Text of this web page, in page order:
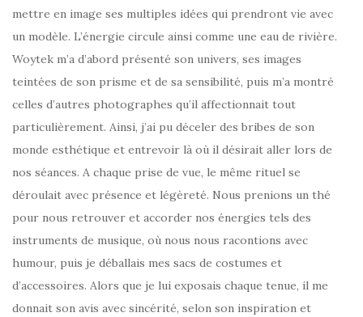
mettre en image ses multiples idées qui prendront vie avec
un modèle. L’énergie circule ainsi comme une eau de rivière.
Woytek m’a d’abord présenté son univers, ses images
teintées de son prisme et de sa sensibilité, puis m’a montré
celles d’autres photographes qu’il affectionnait tout
particulièrement. Ainsi, j’ai pu déceler des bribes de son
monde esthétique et entrevoir là où il désirait aller lors de
nos séances. A chaque prise de vue, le même rituel se
déroulait avec présence et légèreté. Nous prenions un thé
pour nous retrouver et accorder nos énergies tels des
instruments de musique, où nous nous racontions avec
humour, puis je déballais mes sacs de costumes et
d’accessoires. Alors que je lui exposais chaque tenue, il me
donnait son avis avec sincérité, selon son inspiration et